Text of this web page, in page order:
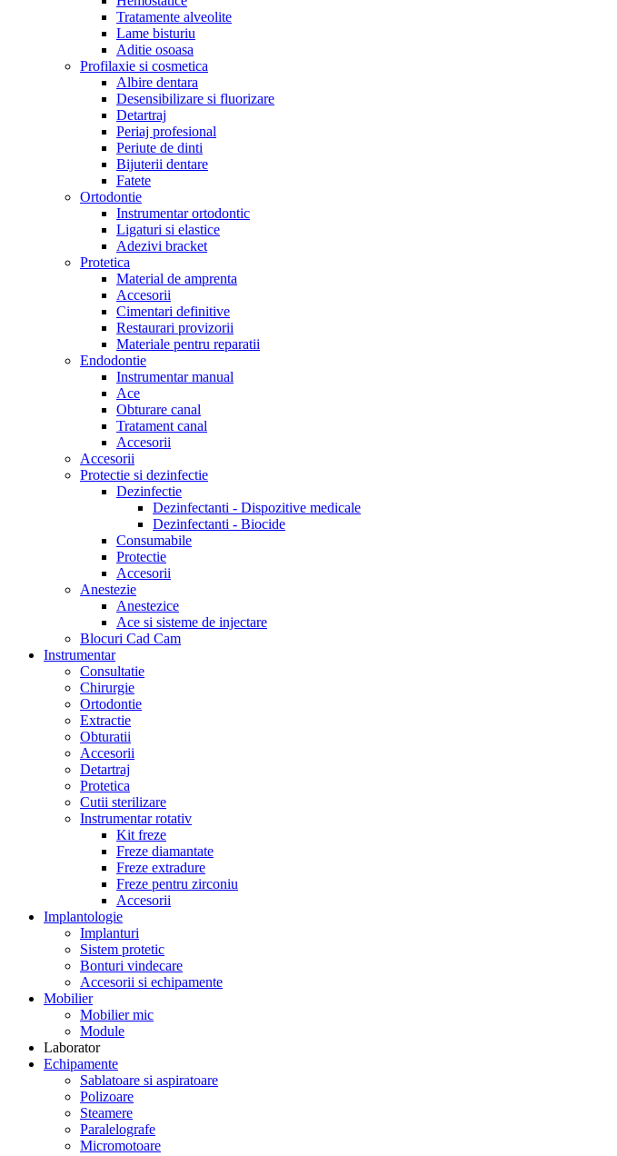
Tratamente alveolite
Lame bisturiu
Aditie osoasa
Profilaxie si cosmetica
Albire dentara
Desensibilizare si fluorizare
Detartraj
Periaj profesional
Periute de dinti
Bijuterii dentare
Fatete
Ortodontie
Instrumentar ortodontic
Ligaturi si elastice
Adezivi bracket
Protetica
Material de amprenta
Accesorii
Cimentari definitive
Restaurari provizorii
Materiale pentru reparatii
Endodontie
Instrumentar manual
Ace
Obturare canal
Tratament canal
Accesorii
Accesorii
Protectie si dezinfectie
Dezinfectie
Dezinfectanti - Dispozitive medicale
Dezinfectanti - Biocide
Consumabile
Protectie
Accesorii
Anestezie
Anestezice
Ace si sisteme de injectare
Blocuri Cad Cam
Instrumentar
Consultatie
Chirurgie
Ortodontie
Extractie
Obturatii
Accesorii
Detartraj
Protetica
Cutii sterilizare
Instrumentar rotativ
Kit freze
Freze diamantate
Freze extradure
Freze pentru zirconiu
Accesorii
Implantologie
Implanturi
Sistem protetic
Bonturi vindecare
Accesorii si echipamente
Mobilier
Mobilier mic
Module
Laborator
Echipamente
Sablatoare si aspiratoare
Polizoare
Steamere
Paralelografe
Micromotoare